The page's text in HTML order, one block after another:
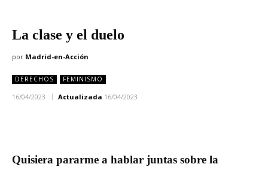
La clase y el duelo
por Madrid-en-Acción
DERECHOS FEMINISMO
16/04/2023 Actualizada 16/04/2023
Quisiera pararme a hablar juntas sobre la